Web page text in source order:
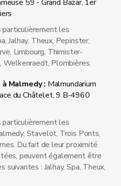
59 - Grand Bazar, 1er
particulièrement les
Jalhay, Theux, Pepinster,
Limbourg, Thimister-
Welkenraedt, Plombières.
Malmedy : Malmundarium
du Châtelet, 9 B-4960
particulièrement les
Stavelot, Trois Ponts,
Du fait de leur proximité
peuvent également être
suivantes : Jalhay, Spa, Theux,